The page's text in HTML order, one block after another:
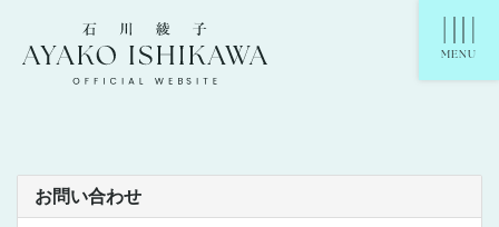
石川綾子 Ayako Ishikawa Official Website
MENU
お問い合わせ